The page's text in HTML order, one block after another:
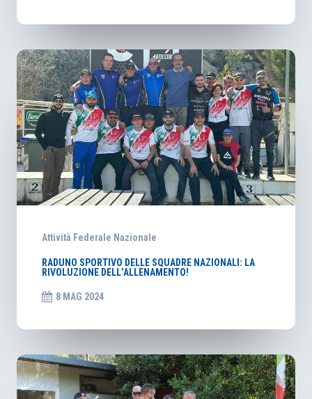
Attività Federale Nazionale
RADUNO SPORTIVO DELLE SQUADRE NAZIONALI: LA
RIVOLUZIONE DELL’ALLENAMENTO!
8 MAG 2024